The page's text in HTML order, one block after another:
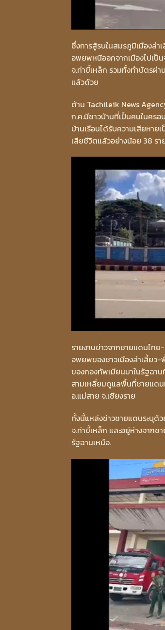
ซึ่งการสู้รบในสมรภูมิเมืองล่า
อพยพหนีออกจากเมืองไปเป็น
จ.ท่าขี้เหล็ก รวมทั้งทำบัตรผ่า
แล้วด้วย
ด้าน Tachileik News
ก.ค.มีชาวบ้านที่เป็นคนในครอ
บ้านเรือนได้รับความเสียหาย
เสียชีวิตแล้วอย่างน้อย 38 รา
รายงานข่าวจากชายแดนไท
อพยพของชาวเมืองล่าเสี้ยว-
ของกองทัพเมียนมาในรัฐฉ
สามเหลี่ยมดูแลพื้นที่ชายแดน
อ.แม่สาย จ.เชียงราย
ทั้งนี้แหล่งข่าวชายแดนระบุด้ว
จ.ท่าขี้เหล็ก และอยู่ห่างจาก
รัฐฉานเหนือ.